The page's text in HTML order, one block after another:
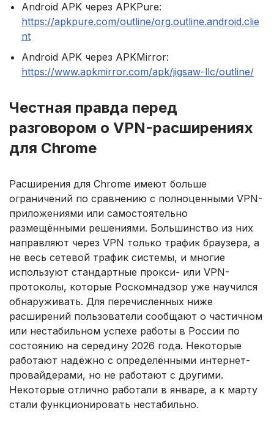
Android APK через APKPure:
https://apkpure.com/outline/org.outline.android.clie
nt
Android APK через APKMirror:
https://www.apkmirror.com/apk/jigsaw-llc/outline/
Честная правда перед
разговором о VPN-расширениях
для Chrome
Расширения для Chrome имеют больше
ограничений по сравнению с полноценными VPN-
приложениями или самостоятельно
размещёнными решениями. Большинство из них
направляют через VPN только трафик браузера, а
не весь сетевой трафик системы, и многие
используют стандартные прокси- или VPN-
протоколы, которые Роскомнадзор уже научился
обнаруживать. Для перечисленных ниже
расширений пользователи сообщают о частичном
или нестабильном успехе работы в России по
состоянию на середину 2026 года. Некоторые
работают надёжно с определёнными интернет-
провайдерами, но не работают с другими.
Некоторые отлично работали в январе, а к марту
стали функционировать нестабильно.